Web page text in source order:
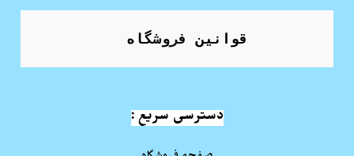
قوانین فروشگاه
دسترسی سریع :